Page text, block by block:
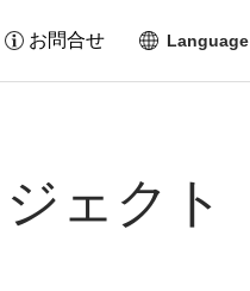
お問合せ Language
ェクト